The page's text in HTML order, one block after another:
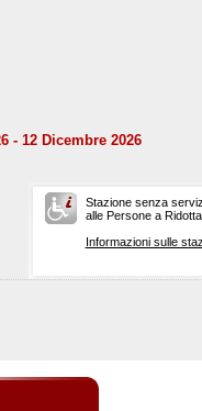
- 12 Dicembre 2026
Stazione senza
alle Persone a
Informazioni sulle